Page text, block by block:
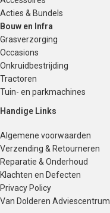
Acties & Bundels
Bouw en Infra
Grasverzorging
Occasions
Onkruidbestrijding
Tractoren
Tuin- en parkmachines
Handige Links
Algemene voorwaarden
Verzending & Retourneren
Reparatie & Onderhoud
Klachten en Defecten
Privacy Policy
Van Dolderen Adviescentrum